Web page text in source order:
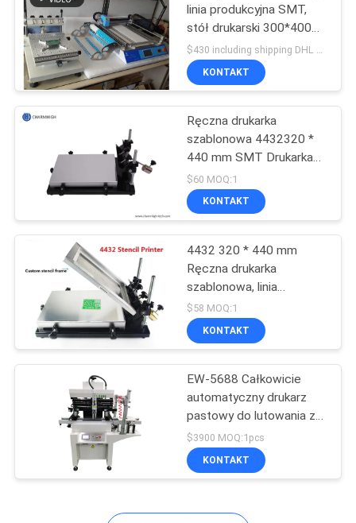
linia produkcyjna SMT,
stół drukarski 300*400
mm
KONTAKT
Ręczna drukarka
szablonowa 4432320 *
440 mm SMT Drukarka
do pasty lutowniczej do
maszyny P&P
$60 MOQ:1
KONTAKT
4432 320 * 440 mm
Ręczna drukarka
szablonowa, linia
produkcyjna SMT
drukarki do pasty
lutowniczej
$58 MOQ:1
KONTAKT
EW-5688 Całkowicie
automatyczny drukarz
pastowy do lutowania z
drukiem ślepym i
ładowaniem płyt PCB
$3900 MOQ:1pcs
KONTAKT